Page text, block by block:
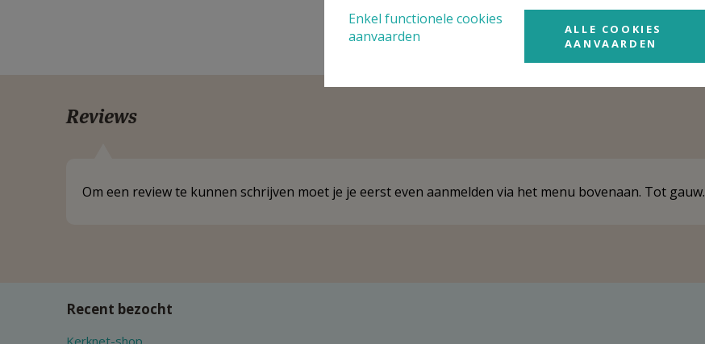
Reviews
Om een review te kunnen schrijven moet je je eerst even aanmelden via het menu bovenaan. Tot gauw.
Recent bezocht
Kerknet-shop
Enkel functionele cookies
aanvaarden
ALLE COOKIES
AANVAARDEN